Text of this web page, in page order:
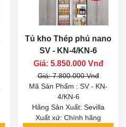
Tủ kho Thép phủ nano
SV - KN-4/KN-6
Giá: 5.850.000 Vnđ
Giá: 7.800.000 Vnđ
Mã Sản Phẩm : SV - KN-
4/KN-6
Hãng Sản Xuất: Sevilla
Xuất xứ: Chính hãng